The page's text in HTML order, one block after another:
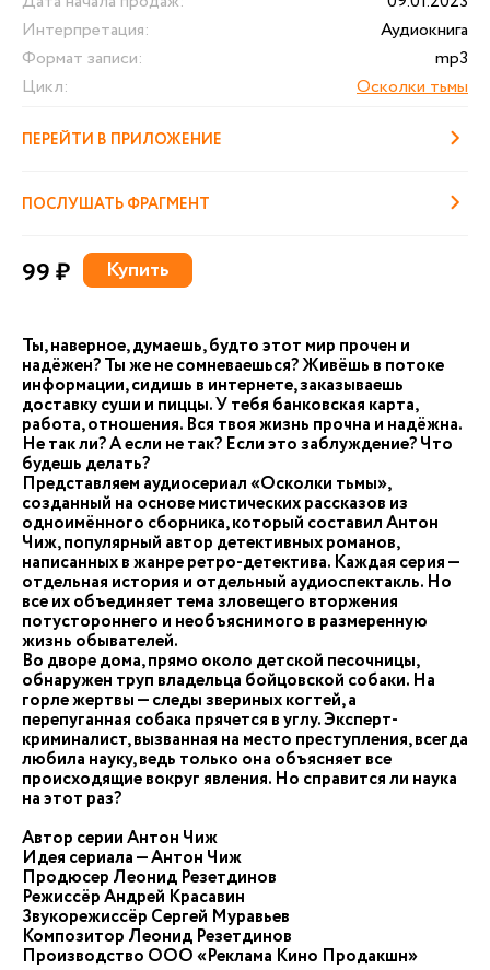
Интерпретация:
Аудиокнига
Формат записи:
mp3
Цикл:
Осколки тьмы
ПЕРЕЙТИ В ПРИЛОЖЕНИЕ
ПОСЛУШАТЬ ФРАГМЕНТ
99 ₽ Купить
Ты, наверное, думаешь, будто этот мир прочен и
надёжен? Ты же не сомневаешься? Живёшь в потоке
информации, сидишь в интернете, заказываешь
доставку суши и пиццы. У тебя банковская карта,
работа, отношения. Вся твоя жизнь прочна и надёжна.
Не так ли? А если не так? Если это заблуждение? Что
будешь делать?
Представляем аудиосериал «Осколки тьмы»,
созданный на основе мистических рассказов из
одноимённого сборника, который составил Антон
Чиж, популярный автор детективных романов,
написанных в жанре ретро-детектива. Каждая серия —
отдельная история и отдельный аудиоспектакль. Но
все их объединяет тема зловещего вторжения
потустороннего и необъяснимого в размеренную
жизнь обывателей.
Во дворе дома, прямо около детской песочницы,
обнаружен труп владельца бойцовской собаки. На
горле жертвы — следы звериных когтей, а
перепуганная собака прячется в углу. Эксперт-
криминалист, вызванная на место преступления, всегда
любила науку, ведь только она объясняет все
происходящие вокруг явления. Но справится ли наука
на этот раз?
Автор серии Антон Чиж
Идея сериала — Антон Чиж
Продюсер Леонид Резетдинов
Режиссёр Андрей Красавин
Звукорежиссёр Сергей Муравьев
Композитор Леонид Резетдинов
Производство ООО «Реклама Кино Продакшн»